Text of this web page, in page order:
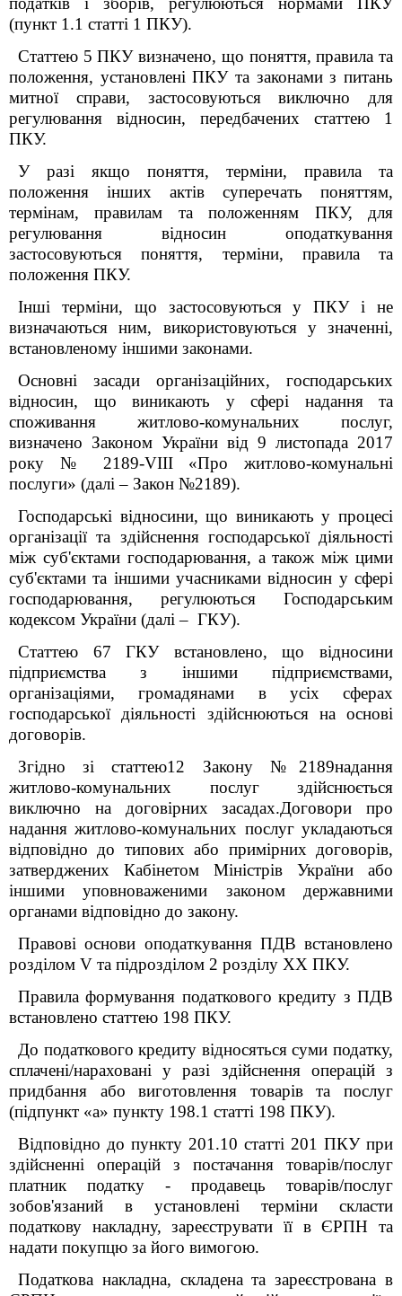
(пункт 1.1 статті 1 ПКУ).
Статтею 5 ПКУ визначено, що поняття, правила та
положення, установлені ПКУ та законами з питань
митної справи, застосовуються виключно для
регулювання відносин, передбачених статтею 1
ПКУ.
У разі якщо поняття, терміни, правила та
положення інших актів суперечать поняттям,
термінам, правилам та положенням ПКУ, для
регулювання відносин оподаткування
застосовуються поняття, терміни, правила та
положення ПКУ.
Інші терміни, що застосовуються у ПКУ і не
визначаються ним, використовуються у значенні,
встановленому іншими законами.
Основні засади організаційних, господарських
відносин, що виникають у сфері надання та
споживання житлово-комунальних послуг,
визначено Законом України від 9 листопада 2017
року № 2189-VIII «Про житлово-комунальні
послуги» (далі – Закон №2189).
Господарські відносини, що виникають у процесі
організації та здійснення господарської діяльності
між суб'єктами господарювання, а також між цими
суб'єктами та іншими учасниками відносин у сфері
господарювання, регулюються Господарським
кодексом України (далі – ГКУ).
Статтею 67 ГКУ встановлено, що відносини
підприємства з іншими підприємствами,
організаціями, громадянами в усіх сферах
господарської діяльності здійснюються на основі
договорів.
Згідно зі статтею12 Закону №2189надання
житлово-комунальних послуг здійснюється
виключно на договірних засадах.Договори про
надання житлово-комунальних послуг укладаються
відповідно до типових або примірних договорів,
затверджених Кабінетом Міністрів України або
іншими уповноваженими законом державними
органами відповідно до закону.
Правові основи оподаткування ПДВ встановлено
розділом V та підрозділом 2 розділу XX ПКУ.
Правила формування податкового кредиту з ПДВ
встановлено статтею 198 ПКУ.
До податкового кредиту відносяться суми податку,
сплачені/нараховані у разі здійснення операцій з
придбання або виготовлення товарів та послуг
(підпункт «а» пункту 198.1 статті 198 ПКУ).
Відповідно до пункту 201.10 статті 201 ПКУ при
здійсненні операцій з постачання товарів/послуг
платник податку - продавець товарів/послуг
зобов'язаний в установлені терміни скласти
податкову накладну, зареєструвати її в ЄРПН та
надати покупцю за його вимогою.
Податкова накладна, складена та зареєстрована в